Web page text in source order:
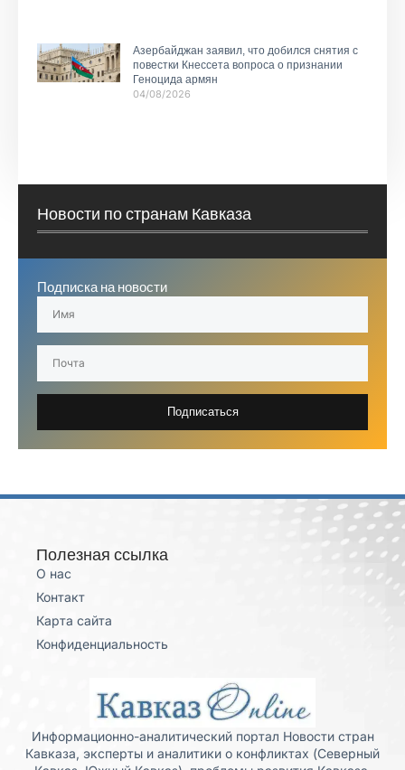
Азербайджан заявил, что добился снятия с
повестки Кнессета вопроса о признании
Геноцида армян
04/08/2026
Новости по странам Кавказа
Подписка на новости
Подписаться
Полезная ссылка
О нас
Контакт
Карта сайта
Конфиденциальность
Информационно-аналитический портал Новости стран
Кавказа, эксперты и аналитики о конфликтах (Северный